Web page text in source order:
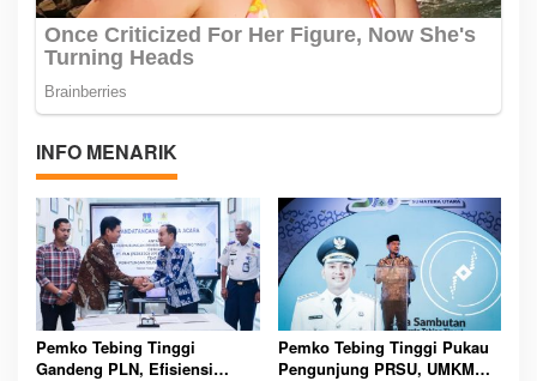
INFO MENARIK
Pemko Tebing Tinggi
Gandeng PLN, Efisiensi
Pemko Tebing Tinggi Pukau
Pengunjung PRSU, UMKM